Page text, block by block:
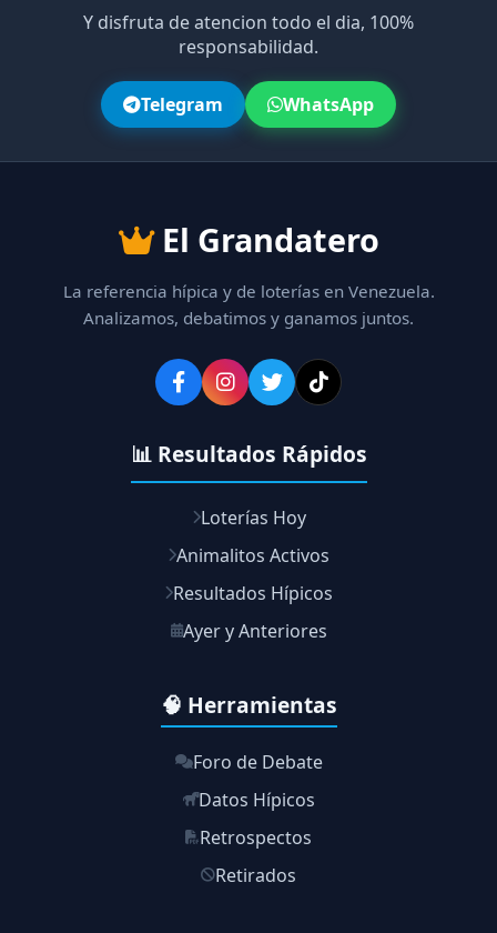
Y disfruta de atencion todo el dia, 100%
responsabilidad.
Telegram WhatsApp
El Grandatero
La referencia hípica y de loterías en Venezuela.
Analizamos, debatimos y ganamos juntos.
📊 Resultados Rápidos
Loterías Hoy
Animalitos Activos
Resultados Hípicos
Ayer y Anteriores
🧠 Herramientas
Foro de Debate
Datos Hípicos
Retrospectos
Retirados